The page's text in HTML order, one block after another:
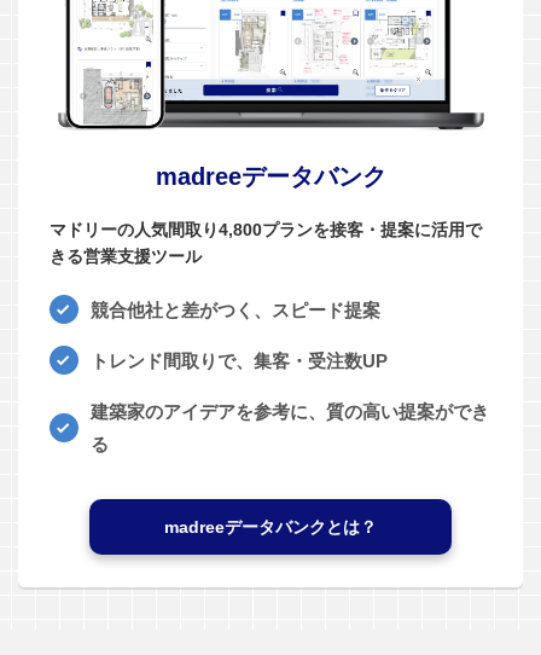
madreeデータバンク
マドリーの人気間取り4,800プランを接客・提案に活用で
きる営業支援ツール
競合他社と差がつく、スピード提案
トレンド間取りで、集客・受注数UP
建築家のアイデアを参考に、質の高い提案ができ
る
madreeデータバンクとは？